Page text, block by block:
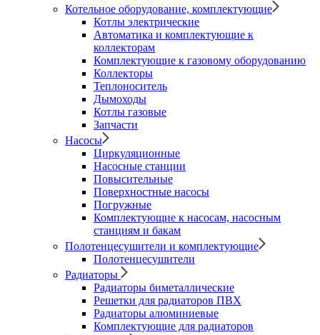
Котельное оборудование, комплектующие
Котлы электрические
Автоматика и комплектующие к
коллекторам
Комплектующие к газовому оборудованию
Коллекторы
Теплоноситель
Дымоходы
Котлы газовые
Запчасти
Насосы
Циркуляционные
Насосные станции
Повысительные
Поверхностные насосы
Погружные
Комплектующие к насосам, насосным
станциям и бакам
Полотенцесушители и комплектующие
Полотенцесушители
Радиаторы
Радиаторы биметаллические
Решетки для радиаторов ПВХ
Радиаторы алюминиевые
Комплектующие для радиаторов